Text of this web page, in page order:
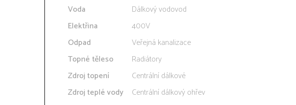
Voda
Dálkový vodovod
Elektřina
400V
Odpad
Veřejná kanalizace
Topné těleso
Radiátory
Zdroj topení
Centrální dálkové
Zdroj teplé vody
Centrální dálkový ohřev